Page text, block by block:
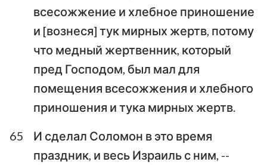
всесожжение и хлебное приношение
и [вознеся] тук мирных жертв, потому
что медный жертвенник, который
пред Господом, был мал для
помещения всесожжения и хлебного
приношения и тука мирных жертв.
65
И сделал Соломон в это время
праздник, и весь Израиль с ним, --